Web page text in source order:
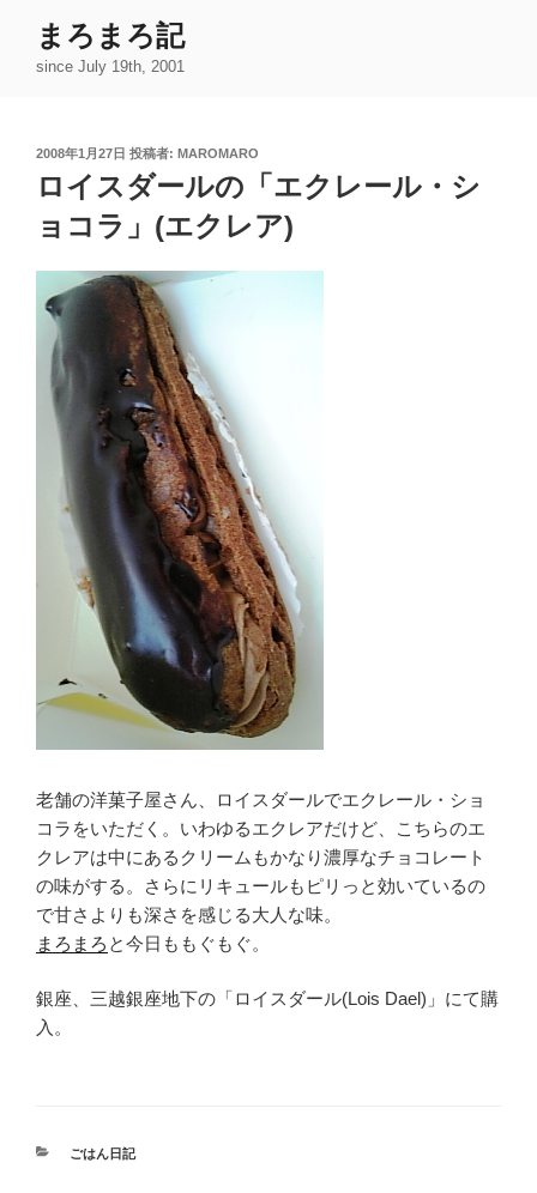
まろまろ記
since July 19th, 2001
投
日:
2008年1月27日 投稿者: MAROMARO
ロイスダールの「エクレール・シ
ョコラ」(エクレア)
老舗の洋菓子屋さん、ロイスダールでエクレール・ショ
コラをいただく。いわゆるエクレアだけど、こちらのエ
クレアは中にあるクリームもかなり濃厚なチョコレート
の味がする。さらにリキュールもピリっと効いているの
で甘さよりも深さを感じる大人な味。
まろまろ と今日ももぐもぐ。
銀座、三越銀座地下の「ロイスダール(Lois Dael)」にて購
入。
カ
ごはん日記